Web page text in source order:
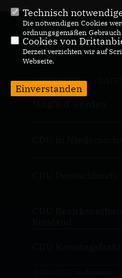
Homepage der CDU im
IMPRESSUM
Technisch
Die notwendigen Cookies
ordnungsgemäßen
Cookies von
Derzeit verzichten wir auf
Webseite.
Einverstanden